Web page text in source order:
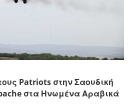
Patriots στην Σαουδική
στα Ηνωμένα Αραβικά